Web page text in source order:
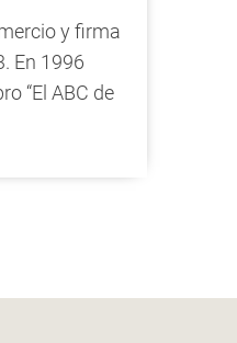
y firma
En 1996
“El ABC de